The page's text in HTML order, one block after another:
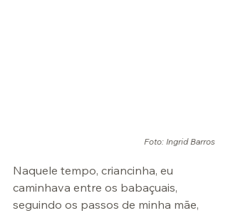
Foto: Ingrid Barros
Naquele tempo, criancinha, eu
caminhava entre os babaçuais,
seguindo os passos de minha mãe,